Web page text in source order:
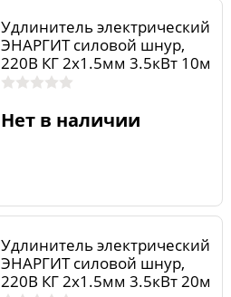
Удлинитель электрический
ЭНАРГИТ силовой шнур,
220В КГ 2х1.5мм 3.5кВт 10м
1роз. ip44 16А КГ215-10-1
Нет в наличии
Удлинитель электрический
ЭНАРГИТ силовой шнур,
220В КГ 2х1.5мм 3.5кВт 20м